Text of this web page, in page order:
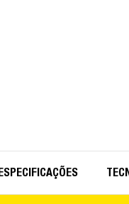
ESPECIFICAÇÕES